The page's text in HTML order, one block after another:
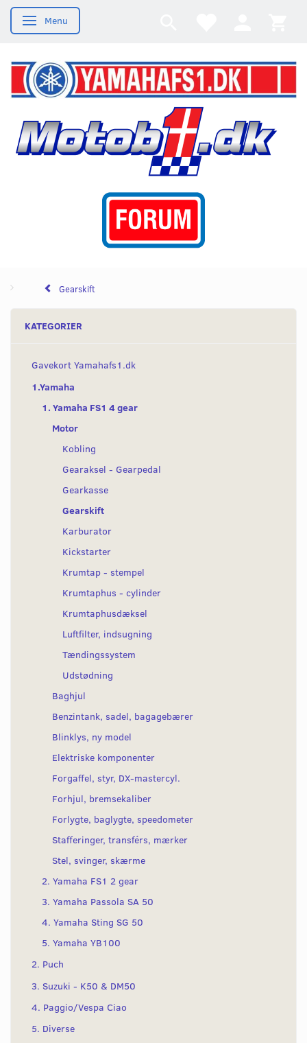
Skifte navigation
Menu
Gearskift
KATEGORIER
Gavekort Yamahafs1.dk
1.Yamaha
1. Yamaha FS1 4 gear
Motor
Kobling
Gearaksel - Gearpedal
Gearkasse
Gearskift
Karburator
Kickstarter
Krumtap - stempel
Krumtaphus - cylinder
Krumtaphusdæksel
Luftfilter, indsugning
Tændingssystem
Udstødning
Baghjul
Benzintank, sadel, bagagebærer
Blinklys, ny model
Elektriske komponenter
Forgaffel, styr, DX-mastercyl.
Forhjul, bremsekaliber
Forlygte, baglygte, speedometer
Stafferinger, transférs, mærker
Stel, svinger, skærme
2. Yamaha FS1 2 gear
3. Yamaha Passola SA 50
4. Yamaha Sting SG 50
5. Yamaha YB100
2. Puch
3. Suzuki - K50 & DM50
4. Paggio/Vespa Ciao
5. Diverse